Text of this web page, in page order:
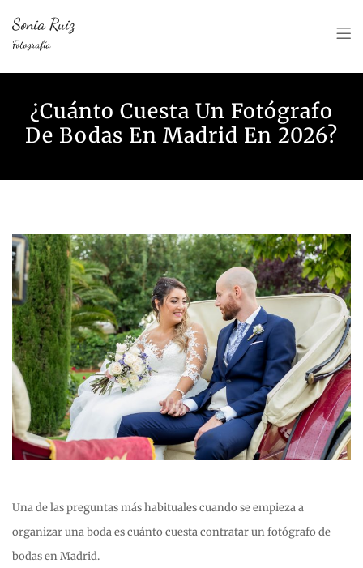
Sonia Ruiz
Fotografía
¿Cuánto Cuesta Un Fotógrafo
De Bodas En Madrid En 2026?
Una de las preguntas más habituales cuando se empieza a
organizar una boda es cuánto cuesta contratar un fotógrafo de
bodas en Madrid.